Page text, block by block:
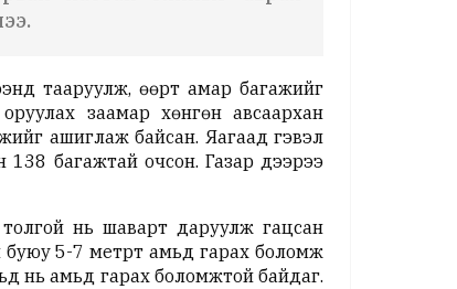
тааруулж, өөрт амар багажийг
заамар хөнгөн авсаархан
ашиглаж байсан. Яагаад гэвэл
багажтай очсон. Газар дээрээ
нь шаварт даруулж гацсан
буюу 5-7 метрт амьд гарах боломж
нь амьд гарах боломжтой байдаг.